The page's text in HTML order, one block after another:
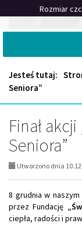
do
do
Rozmiar
Dom
Społecznej
"Leśny"
Jesteś tutaj:
Seniora”
Finał
Seniora”
Utworzono dnia
8 grudnia w naszym
przez Fundację
ciepła, radości i